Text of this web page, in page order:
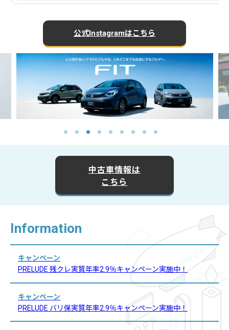
公式Instagramはこちら
中古車情報は
こちら
Information
キャンペーン
PRELUDE 残クレ実質年率2.9％キャンペーン実施中！
キャンペーン
PRELUDE バリ保実質年率2.9％キャンペーン実施中！